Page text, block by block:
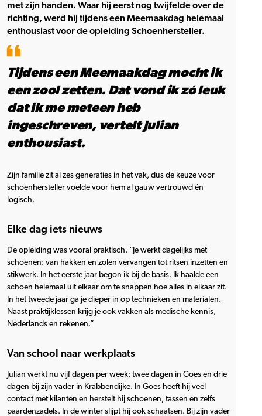
met zijn handen. Waar hij eerst nog twijfelde over de
richting, werd hij tijdens een Meemaakdag helemaal
enthousiast voor de opleiding Schoenhersteller.
Tijdens een Meemaakdag mocht ik
een zool zetten. Dat vond ik zó leuk
dat ik me meteen heb
ingeschreven, vertelt Julian
enthousiast.
Zijn familie zit al zes generaties in het vak, dus de keuze voor
schoenhersteller voelde voor hem al gauw vertrouwd én
logisch.
Elke dag iets nieuws
De opleiding was vooral praktisch. “Je werkt dagelijks met
schoenen: van hakken en zolen vervangen tot ritsen inzetten en
stikwerk. In het eerste jaar begon ik bij de basis. Ik haalde een
schoen helemaal uit elkaar om te snappen hoe alles in elkaar zit.
In het tweede jaar ga je dieper in op technieken en materialen.
Naast praktijklessen krijg je ook vakken als medische kennis,
Nederlands en rekenen.”
Van school naar werkplaats
Julian werkt nu vijf dagen per week: twee dagen in Goes en drie
dagen bij zijn vader in Krabbendijke. In Goes heeft hij veel
contact met kilanten en herstelt hij schoenen, tassen en zelfs
paardenzadels. In de winter slijpt hij ook schaatsen. Bij zijn vader